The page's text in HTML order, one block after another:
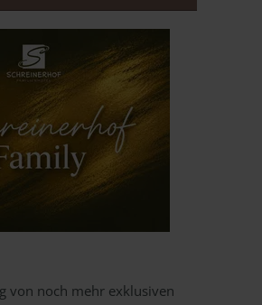
von noch mehr exklusiven